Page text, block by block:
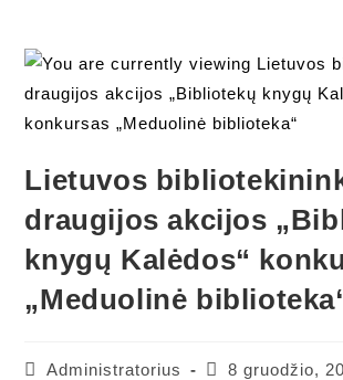
Lietuvos
draugijos akcijos
knygų Kalėdos“
„Meduolinė
Administratorius
8 gruodžio,